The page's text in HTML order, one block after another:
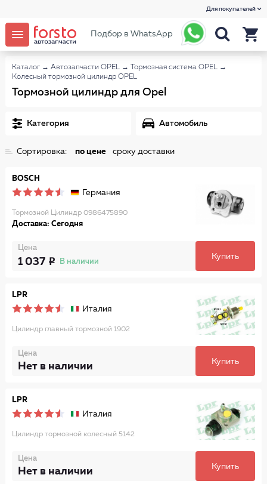
Для покупателей
Подбор в WhatsApp
Каталог → Автозапчасти OPEL → Тормозная система OPEL →
Колесный тормозной цилиндр OPEL
Тормозной цилиндр для Opel
Категория Автомобиль
Сортировка: по цене сроку доставки
BOSCH
Германия
Тормозной Цилиндр 0986475890
Доставка: Сегодня
Цена
1 037 В наличии
Купить
LPR
Италия
Цилиндр главный тормозной 1902
Цена
Нет в наличии Купить
LPR
Италия
Цилиндр тормозной колесный 5142
Цена
Нет в наличии Купить